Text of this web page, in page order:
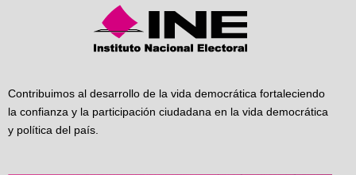
Contribuimos al desarrollo de la vida democrática fortaleciendo
la confianza y la participación ciudadana en la vida democrática
y política del país.